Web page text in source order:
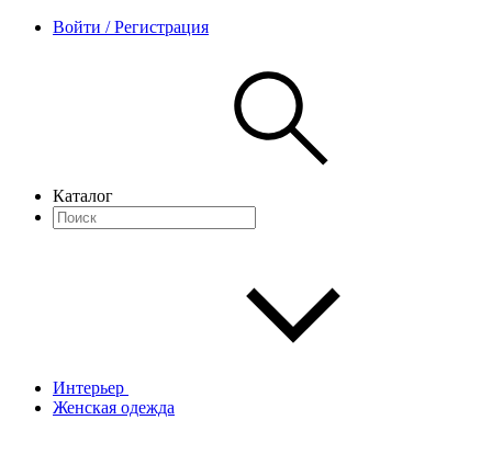
Войти / Регистрация
Каталог
Интерьер
Женская одежда